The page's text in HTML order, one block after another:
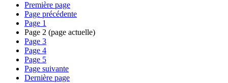
Première page
Page précédente
Page 1
Page 2 (page actuelle)
Page 3
Page 4
Page 5
Page suivante
Dernière page